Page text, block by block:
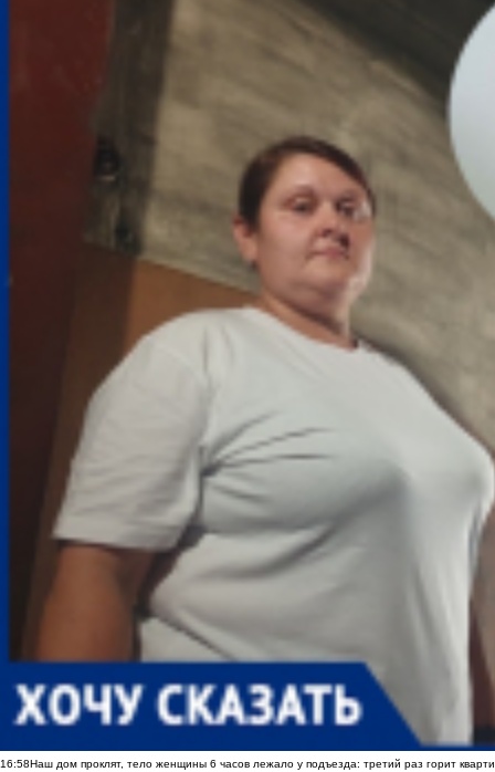
16:58Наш дом проклят, тело женщины 6 часов лежало у подъезда: третий раз горит